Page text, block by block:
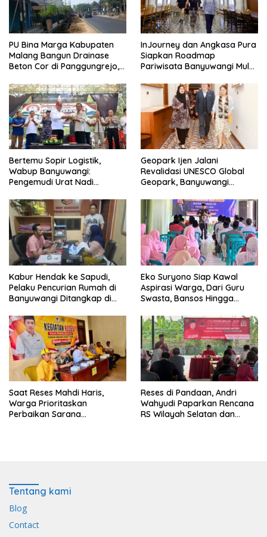
PU Bina Marga Kabupaten
Malang Bangun Drainase
Beton Cor di Panggungrejo,
InJourney dan Angkasa Pura
Siapkan Roadmap
Pariwisata Banyuwangi Mulai
Bertemu Sopir Logistik,
Wabup Banyuwangi:
Pengemudi Urat Nadi
Geopark Ijen Jalani
Revalidasi UNESCO Global
Geopark, Banyuwangi
Warisan Dunia
Kabur Hendak ke Sapudi,
Pelaku Pencurian Rumah di
Banyuwangi Ditangkap di
Eko Suryono Siap Kawal
Aspirasi Warga, Dari Guru
Swasta, Bansos Hingga
Saat Reses Mahdi Haris,
Warga Prioritaskan
Perbaikan Sarana
Reses di Pandaan, Andri
Wahyudi Paparkan Rencana
RS Wilayah Selatan dan
Tentang kami
Blog
Contact